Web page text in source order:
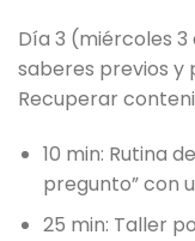
Día 3 (miércoles
saberes previos y
Recuperar
10 min: Rutina
pregunto” con
25 min: Taller